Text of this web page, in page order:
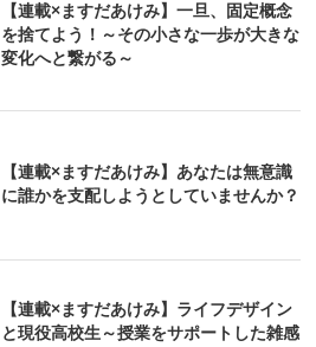
【連載×ますだあけみ】一旦、固定概念
を捨てよう！～その小さな一歩が大きな
変化へと繋がる～
【連載×ますだあけみ】あなたは無意識
に誰かを支配しようとしていませんか？
【連載×ますだあけみ】ライフデザイン
と現役高校生～授業をサポートした雑感